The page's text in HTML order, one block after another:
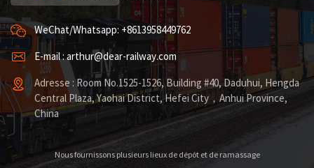
WeChat/Whatsapp: +8613958449762
E-mail : arthur@dear-railway.com
Adresse : Room No.1525-1526, Building #40, Daduhui, Hengda
Central Plaza, Yaohai District, Hefei City，Anhui Province,
China
Nous fournissons plusieurs lieux de dépôt et de ramassage